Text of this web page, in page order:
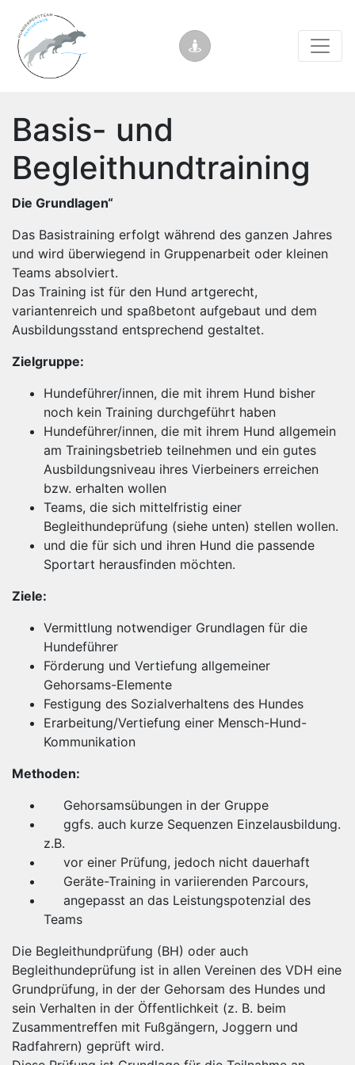
Basis- und
Begleithundtraining
Die Grundlagen“
Das Basistraining erfolgt während des ganzen Jahres
und wird überwiegend in Gruppenarbeit oder kleinen
Teams absolviert.
Das Training ist für den Hund artgerecht,
variantenreich und spaßbetont aufgebaut und dem
Ausbildungsstand entsprechend gestaltet.
Zielgruppe:
Hundeführer/innen, die mit ihrem Hund bisher
noch kein Training durchgeführt haben
Hundeführer/innen, die mit ihrem Hund allgemein
am Trainingsbetrieb teilnehmen und ein gutes
Ausbildungsniveau ihres Vierbeiners erreichen
bzw. erhalten wollen
Teams, die sich mittelfristig einer
Begleithundeprüfung (siehe unten) stellen wollen.
und die für sich und ihren Hund die passende
Sportart herausfinden möchten.
Ziele:
Vermittlung notwendiger Grundlagen für die
Hundeführer
Förderung und Vertiefung allgemeiner
Gehorsams-Elemente
Festigung des Sozialverhaltens des Hundes
Erarbeitung/Vertiefung einer Mensch-Hund-
Kommunikation
Methoden:
Gehorsamsübungen in der Gruppe
ggfs. auch kurze Sequenzen Einzelausbildung.
z.B.
vor einer Prüfung, jedoch nicht dauerhaft
Geräte-Training in variierenden Parcours,
angepasst an das Leistungspotenzial des
Teams
Die Begleithundprüfung (BH) oder auch
Begleithundeprüfung ist in allen Vereinen des VDH eine
Grundprüfung, in der der Gehorsam des Hundes und
sein Verhalten in der Öffentlichkeit (z. B. beim
Zusammentreffen mit Fußgängern, Joggern und
Radfahrern) geprüft wird.